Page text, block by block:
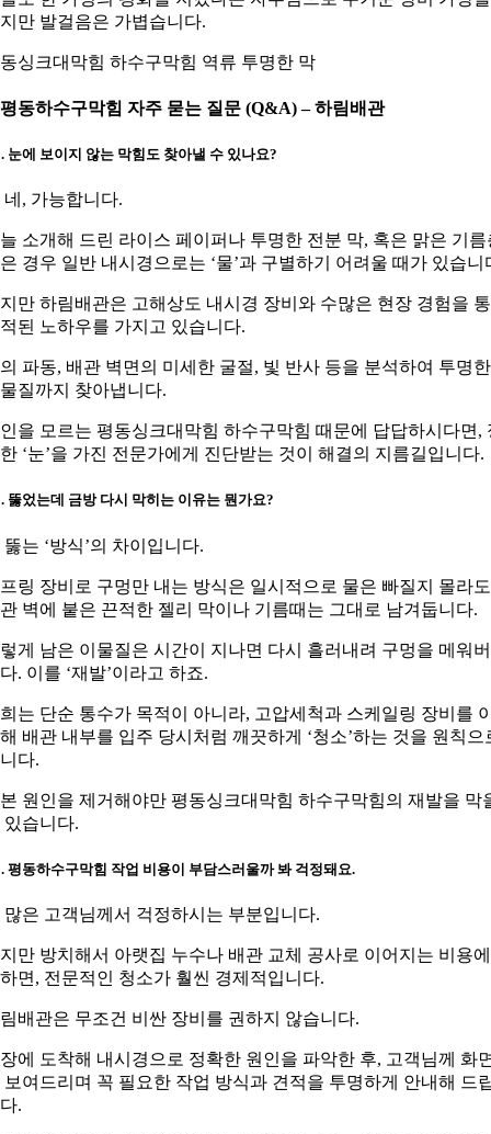
만 발걸음은 가볍습니다.
싱크대막힘 하수구막힘 역류 투명한 막
동하수구막힘 자주 묻는 질문 (Q&A) – 하림배관
눈에 보이지 않는 막힘도 찾아낼 수 있나요?
네, 가능합니다.
소개해 드린 라이스 페이퍼나 투명한 전분 막, 혹은 맑은 기름
경우 일반 내시경으로는 ‘물’과 구별하기 어려울 때가 있습니
만 하림배관은 고해상도 내시경 장비와 수많은 현장 경험을
된 노하우를 가지고 있습니다.
파동, 배관 벽면의 미세한 굴절, 빛 반사 등을 분석하여 투명한
질까지 찾아냅니다.
을 모르는 평동싱크대막힘 하수구막힘 때문에 답답하시다면,
‘눈’을 가진 전문가에게 진단받는 것이 해결의 지름길입니다.
뚫었는데 금방 다시 막히는 이유는 뭔가요?
는 ‘방식’의 차이입니다.
링 장비로 구멍만 내는 방식은 일시적으로 물은 빠질지 몰라
벽에 붙은 끈적한 젤리 막이나 기름때는 그대로 남겨둡니다.
게 남은 이물질은 시간이 지나면 다시 흘러내려 구멍을 메워
. 이를 ‘재발’이라고 하죠.
는 단순 통수가 목적이 아니라, 고압세척과 스케일링 장비를
배관 내부를 입주 당시처럼 깨끗하게 ‘청소’하는 것을 원칙으
다.
원인을 제거해야만 평동싱크대막힘 하수구막힘의 재발을 막
있습니다.
평동하수구막힘 작업 비용이 부담스러울까 봐 걱정돼요.
많은 고객님께서 걱정하시는 부분입니다.
만 방치해서 아랫집 누수나 배관 교체 공사로 이어지는 비용에
면, 전문적인 청소가 훨씬 경제적입니다.
배관은 무조건 비싼 장비를 권하지 않습니다.
에 도착해 내시경으로 정확한 원인을 파악한 후, 고객님께 화
보여드리며 꼭 필요한 작업 방식과 견적을 투명하게 안내해 드
.